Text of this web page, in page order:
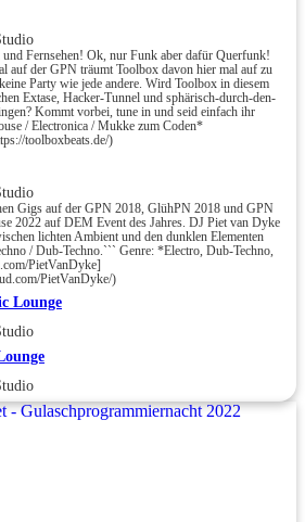
Fernsehen! Ok, nur Funk aber dafür Querfunk!
auf der GPN träumt Toolbox davon hier mal auf zu
Party wie jede andere. Wird Toolbox in diesem
Extase, Hacker-Tunnel und sphärisch-durch-den-
Kommt vorbei, tune in und seid einfach ihr
/ Electronica / Mukke zum Coden*
toolboxbeats.de/)
Gigs auf der GPN 2018, GlühPN 2018 und GPN
2022 auf DEM Event des Jahres. DJ Piet van Dyke
lichten Ambient und den dunklen Elementen
/ Dub-Techno.``` Genre: *Electro, Dub-Techno,
PietVanDyke]
PietVanDyke/)
Lounge